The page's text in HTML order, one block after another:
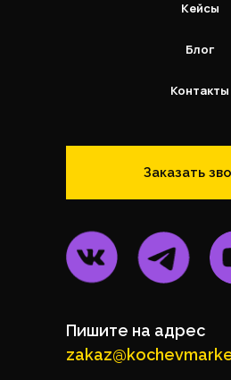
Кейсы
Блог
Контакты
Заказать
Пишите на адрес